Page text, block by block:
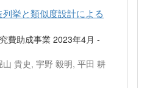
挙と類似度設計による
費助成事業 2023年4月 -
貴史, 宇野 毅明, 平田 耕